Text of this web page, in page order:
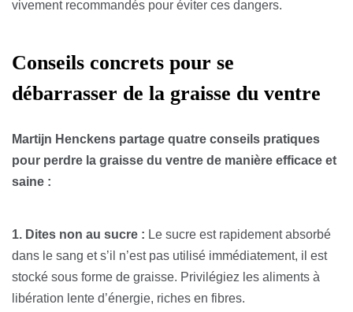
vivement recommandés pour éviter ces dangers.
Conseils concrets pour se
débarrasser de la graisse du ventre
Martijn Henckens partage quatre conseils pratiques
pour perdre la graisse du ventre de manière efficace et
saine :
1. Dites non au sucre : Le sucre est rapidement absorbé
dans le sang et s’il n’est pas utilisé immédiatement, il est
stocké sous forme de graisse. Privilégiez les aliments à
libération lente d’énergie, riches en fibres.